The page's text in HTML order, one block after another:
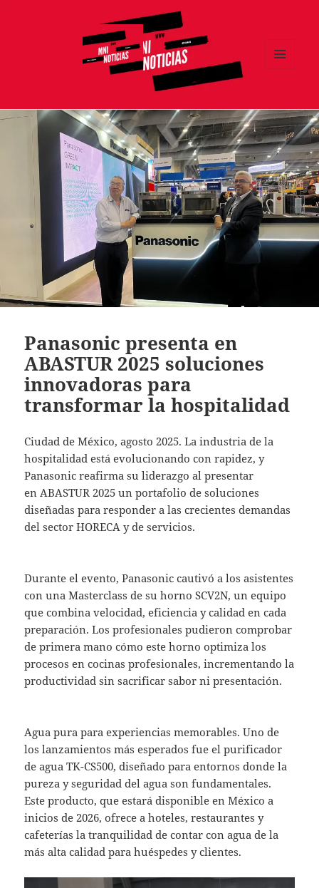
Panasonic presenta en
ABASTUR 2025 soluciones
innovadoras para
transformar la hospitalidad
Ciudad de México, agosto 2025. La industria de la
hospitalidad está evolucionando con rapidez, y
Panasonic reafirma su liderazgo al presentar
en ABASTUR 2025 un portafolio de soluciones
diseñadas para responder a las crecientes demandas
del sector HORECA y de servicios.
Durante el evento, Panasonic cautivó a los asistentes
con una Masterclass de su horno SCV2N, un equipo
que combina velocidad, eficiencia y calidad en cada
preparación. Los profesionales pudieron comprobar
de primera mano cómo este horno optimiza los
procesos en cocinas profesionales, incrementando la
productividad sin sacrificar sabor ni presentación.
Agua pura para experiencias memorables. Uno de
los lanzamientos más esperados fue el purificador
de agua TK-CS500, diseñado para entornos donde la
pureza y seguridad del agua son fundamentales.
Este producto, que estará disponible en México a
inicios de 2026, ofrece a hoteles, restaurantes y
cafeterías la tranquilidad de contar con agua de la
más alta calidad para huéspedes y clientes.